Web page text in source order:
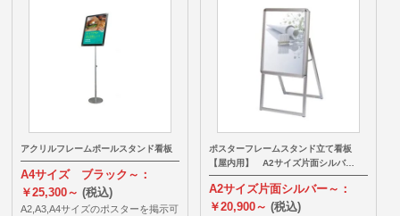
アクリルフレームポールスタンド看板
A4サイズ ブラック～：
￥25,300～(税込)
A2,A3,A4サイズのポスターを掲示可
ポスターフレームスタンド立て看板
【屋内用】 A2サイズ片面シルバ…
A2サイズ片面シルバー～：
￥20,900～ (税込)